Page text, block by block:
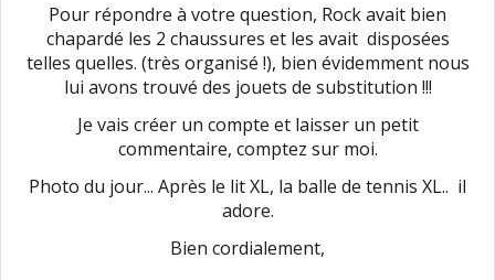
Pour répondre à votre question, Rock avait bien
chapardé les 2 chaussures et les avait disposées
telles quelles. (très organisé !), bien évidemment nous
lui avons trouvé des jouets de substitution !!!
Je vais créer un compte et laisser un petit
commentaire, comptez sur moi.
Photo du jour... Après le lit XL, la balle de tennis XL.. il
adore.
Bien cordialement,